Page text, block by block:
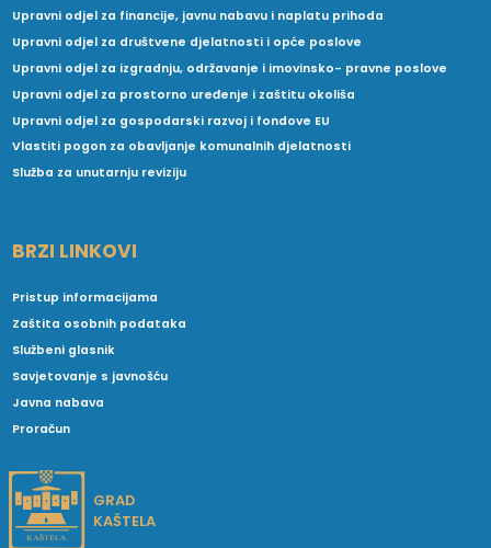
Upravni odjel za financije, javnu nabavu i naplatu prihoda
Upravni odjel za društvene djelatnosti i opće poslove
Upravni odjel za izgradnju, održavanje i imovinsko- pravne poslove
Upravni odjel za prostorno uređenje i zaštitu okoliša
Upravni odjel za gospodarski razvoj i fondove EU
Vlastiti pogon za obavljanje komunalnih djelatnosti
Služba za unutarnju reviziju
BRZI LINKOVI
Pristup informacijama
Zaštita osobnih podataka
Službeni glasnik
Savjetovanje s javnošću
Javna nabava
Proračun
GRAD
KAŠTELA